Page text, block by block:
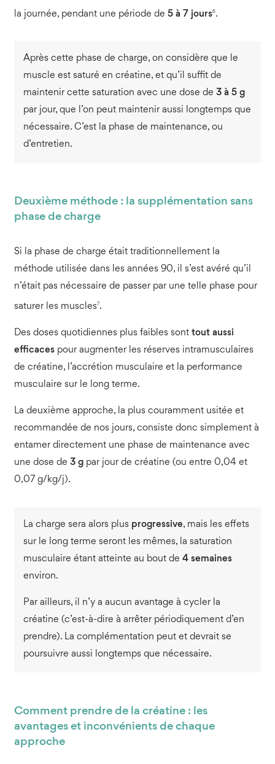
la journée, pendant une période de 5 à 7 jours6.
Après cette phase de charge, on considère que le
muscle est saturé en créatine, et qu’il suffit de
maintenir cette saturation avec une dose de 3 à 5 g
par jour, que l’on peut maintenir aussi longtemps que
nécessaire. C’est la phase de maintenance, ou
d’entretien.
Deuxième méthode : la supplémentation sans
phase de charge
Si la phase de charge était traditionnellement la
méthode utilisée dans les années 90, il s’est avéré qu’il
n’était pas nécessaire de passer par une telle phase pour
saturer les muscles7.
Des doses quotidiennes plus faibles sont tout aussi
efficacespour augmenter les réserves intramusculaires
de créatine, l’accrétion musculaire et la performance
musculaire sur le long terme.
La deuxième approche, la plus couramment usitée et
recommandée de nos jours, consiste donc simplement à
entamer directement une phase de maintenance avec
une dose de 3 gpar jour de créatine (ou entre 0,04 et
0,07 g/kg/j).
La charge sera alors plus progressive, mais les effets
sur le long terme seront les mêmes, la saturation
musculaire étant atteinte au bout de 4 semaines
environ.
Par ailleurs, il n’y a aucun avantage à cycler la
créatine (c’est-à-dire à arrêter périodiquement d’en
prendre). La complémentation peut et devrait se
poursuivre aussi longtemps que nécessaire.
Comment prendre de la créatine : les
avantages et inconvénients de chaque
approche